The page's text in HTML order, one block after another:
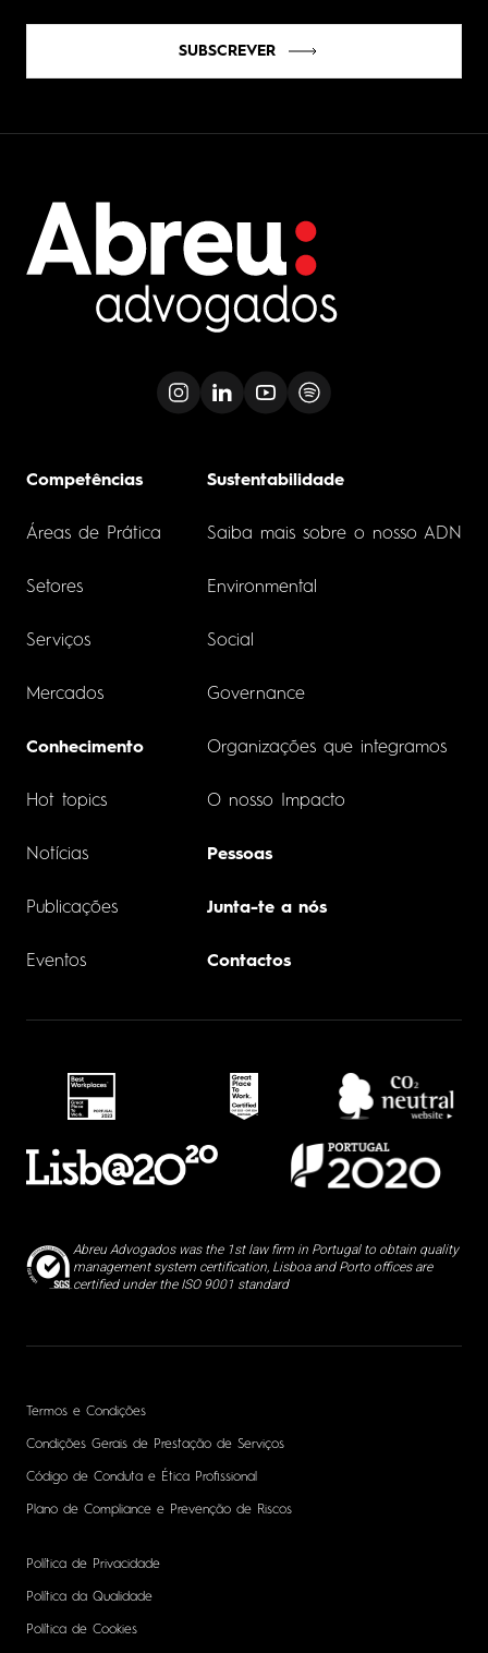
SUBSCREVER
Competências
Áreas de Prática
Setores
Serviços
Mercados
Conhecimento
Hot topics
Notícias
Publicações
Eventos
Sustentabilidade
Saiba mais sobre o nosso ADN
Environmental
Social
Governance
Organizações que integramos
O nosso Impacto
Pessoas
Junta-te a nós
Contactos
Abreu Advogados was the 1st law firm in Portugal to obtain quality
management system certification, Lisboa and Porto offices are
certified under the ISO 9001 standard
Termos e Condições
Condições Gerais de Prestação de Serviços
Código de Conduta e Ética Profissional
Plano de Compliance e Prevenção de Riscos
Política de Privacidade
Política da Qualidade
Política de Cookies